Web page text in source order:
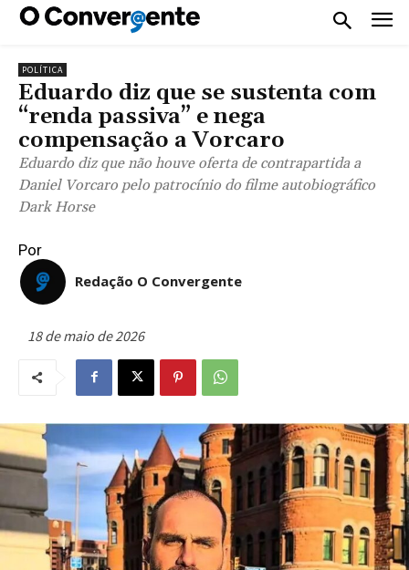
POLÍTICA
Eduardo diz que se sustenta com
“renda passiva” e nega
compensação a Vorcaro
Eduardo diz que não houve oferta de contrapartida a
Daniel Vorcaro pelo patrocínio do filme autobiográfico
Dark Horse
Por
Redação O Convergente
18 de maio de 2026